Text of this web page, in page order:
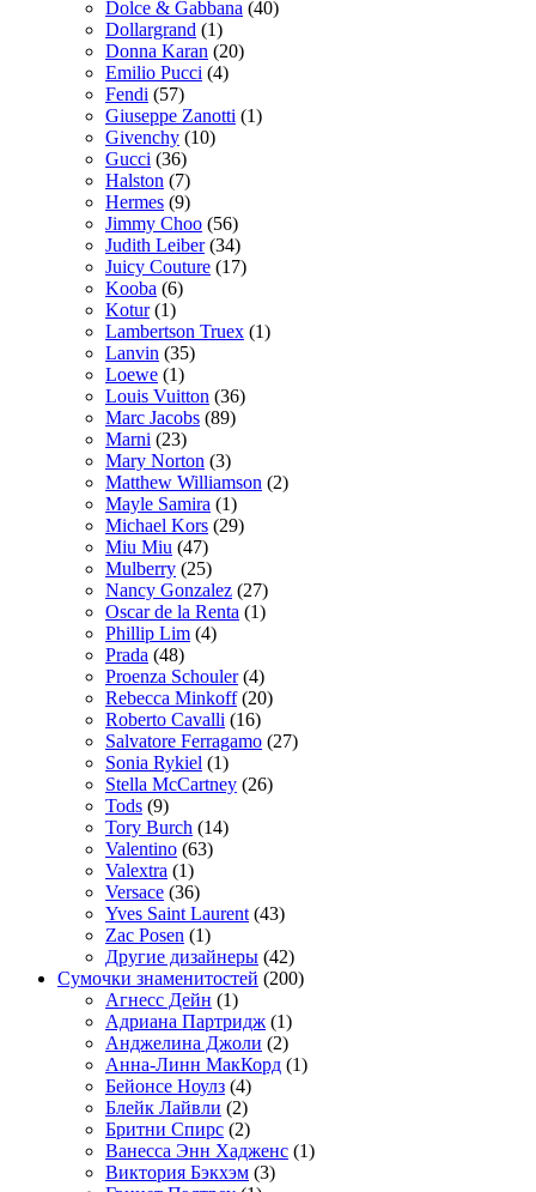
Dolce & Gabbana (40)
Dollargrand (1)
Donna Karan (20)
Emilio Pucci (4)
Fendi (57)
Giuseppe Zanotti (1)
Givenchy (10)
Gucci (36)
Halston (7)
Hermes (9)
Jimmy Choo (56)
Judith Leiber(34)
Juicy Couture (17)
Kooba (6)
Kotur(1)
Lambertson Truex (1)
Lanvin (35)
Loewe (1)
Louis Vuitton (36)
Marc Jacobs (89)
Marni (23)
Mary Norton (3)
Matthew Williamson (2)
Mayle Samira (1)
Michael Kors (29)
Miu Miu (47)
Mulberry (25)
Nancy Gonzalez (27)
Oscar de la Renta (1)
Phillip Lim (4)
Prada (48)
Proenza Schouler(4)
Rebecca Minkoff(20)
Roberto Cavalli (16)
Salvatore Ferragamo (27)
Sonia Rykiel (1)
Stella McCartney (26)
Tods (9)
Tory Burch (14)
Valentino (63)
Valextra (1)
Versace (36)
Yves Saint Laurent (43)
Zac Posen (1)
Другие дизайнеры (42)
Сумочки знаменитостей (200)
Агнесс Дейн (1)
Адриана Партридж (1)
Анджелина Джоли (2)
Анна-Линн МакКорд (1)
Бейонсе Ноулз (4)
Блейк Лайвли (2)
Бритни Спирс (2)
Ванесса Энн Хадженс (1)
Виктория Бэкхэм (3)